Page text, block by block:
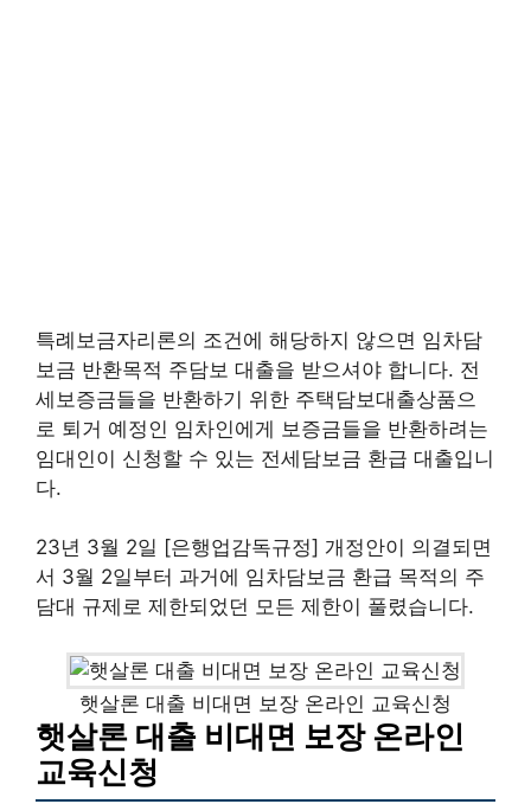
특례보금자리론의 조건에 해당하지 않으면 임차담
보금 반환목적 주담보 대출을 받으셔야 합니다. 전
세보증금들을 반환하기 위한 주택담보대출상품으
로 퇴거 예정인 임차인에게 보증금들을 반환하려는
임대인이 신청할 수 있는 전세담보금 환급 대출입니
다.
23년 3월 2일 [은행업감독규정] 개정안이 의결되면
서 3월 2일부터 과거에 임차담보금 환급 목적의 주
담대 규제로 제한되었던 모든 제한이 풀렸습니다.
햇살론 대출 비대면 보장 온라인 교육신청
햇살론 대출 비대면 보장 온라인
교육신청